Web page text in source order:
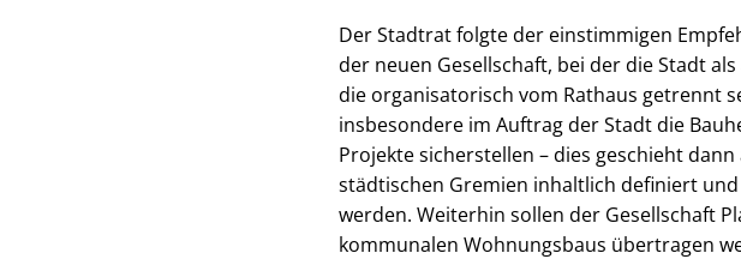
Der Stadtrat folgte der einstimmigen
der neuen Gesellschaft, bei der die Stadt
die organisatorisch vom Rathaus getrennt
insbesondere im Auftrag der Stadt die
Projekte sicherstellen – dies geschieht
städtischen Gremien inhaltlich definiert
werden. Weiterhin sollen der Gesellschaft
kommunalen Wohnungsbaus übertragen